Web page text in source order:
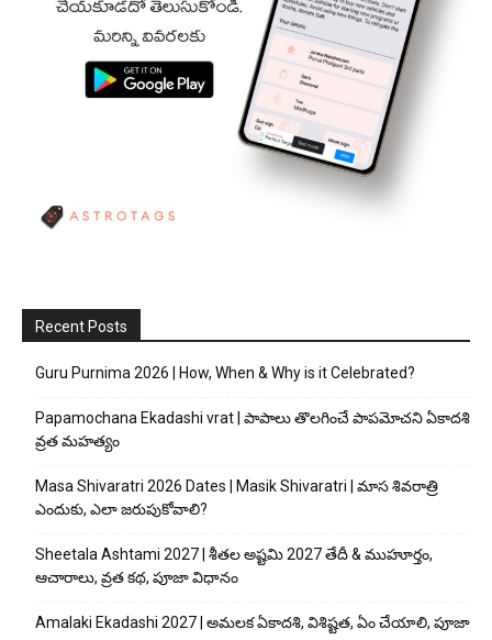
Recent Posts
Guru Purnima 2026 | How, When & Why is it Celebrated?
Papamochana Ekadashi vrat | పాపాలు తొలగించే పాపమోచని ఏకాదశి
వ్రత మహత్యం
Masa Shivaratri 2026 Dates | Masik Shivaratri | మాస శివరాత్రి
ఎందుకు, ఎలా జరుపుకోవాలి?
Sheetala Ashtami 2027 | శీతల అష్టమి 2027 తేదీ & ముహూర్తం,
ఆచారాలు, వ్రత కథ, పూజా విధానం
Amalaki Ekadashi 2027 | అమలక ఏకాదశి, విశిష్టత, ఏం చేయాలి, పూజా